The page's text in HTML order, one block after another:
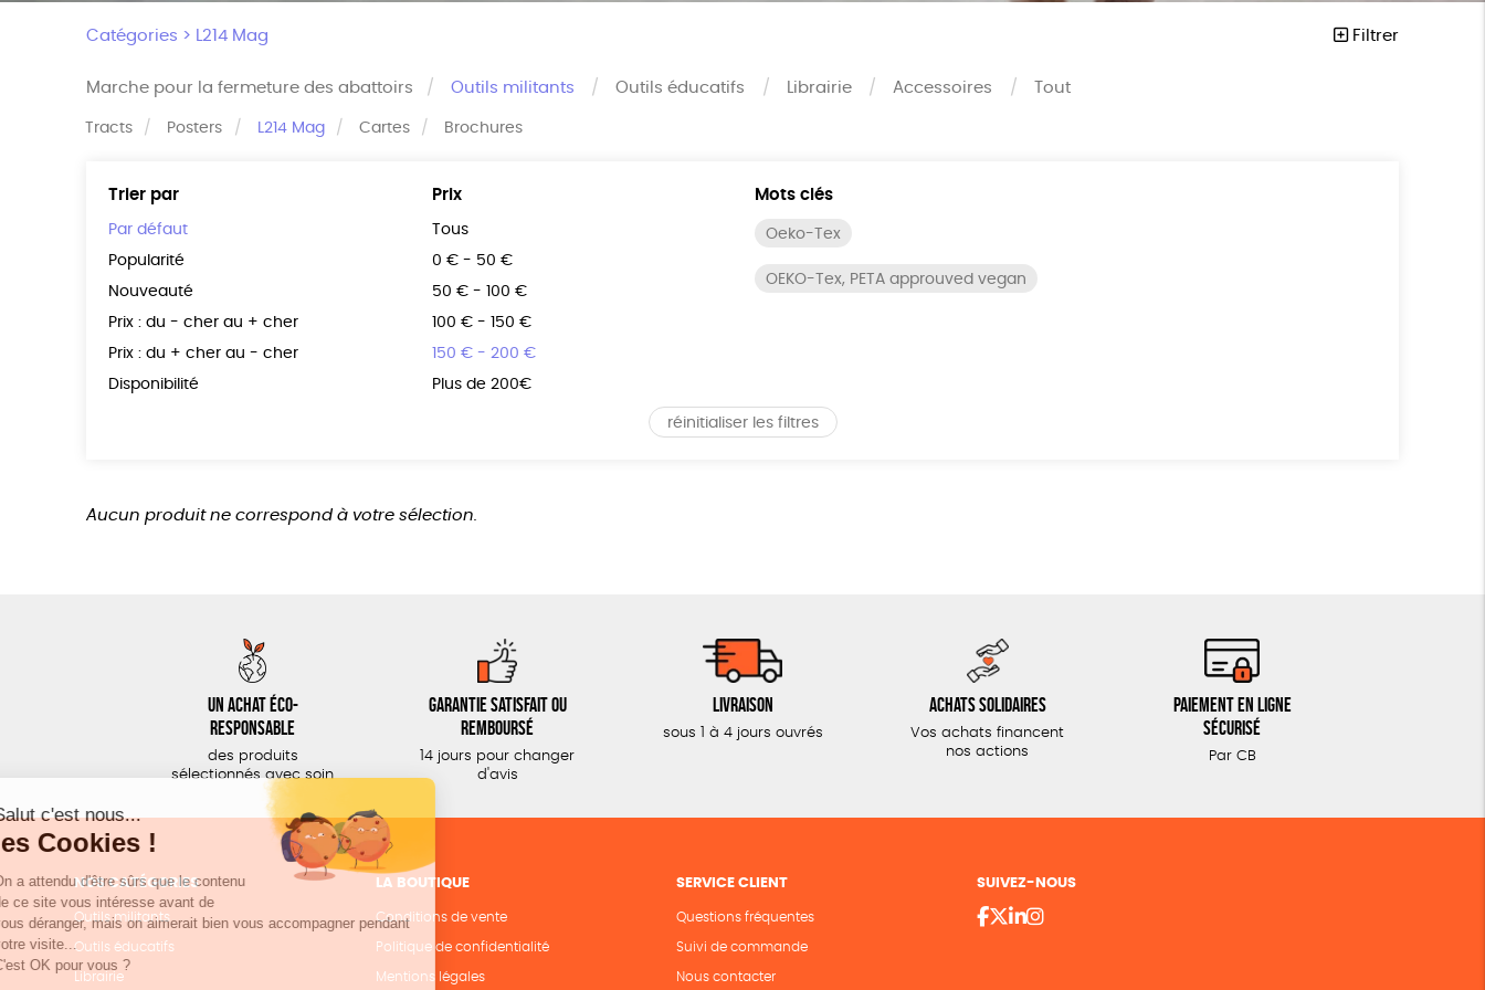
Catégories > L214 Mag Filtrer
Marche pour la fermeture des abattoirs Outils militants
Tracts Posters L214 Mag Cartes Brochures
Outils éducatifs Librairie Accessoires Tout
Trier par
Par défaut
Popularité
Nouveauté
Prix : du - cher au + cher
Prix : du + cher au - cher
Disponibilité
Prix
Tous
0 € - 50 €
50 € - 100 €
100 € - 150 €
150 € - 200 €
Plus de 200€
Mots clés
Oeko-Tex
OEKO-Tex, PETA approuved vegan
réinitialiser les filtres
Aucun produit ne correspond à votre sélection.
Un achat éco-
responsable
des produits
sélectionnés avec soin
Garantie satisfait ou
remboursé
14 jours pour changer
d'avis
Livraison
sous 1 à 4 jours ouvrés
Achats solidaires
Vos achats financent
nos actions
Paiement en ligne
sécurisé
Par CB
NOS CATÉGORIES
Outils militants
Outils éducatifs
Librairie
LA BOUTIQUE
Conditions de vente
Politique de confidentialité
Mentions légales
SERVICE CLIENT
Questions fréquentes
Suivi de commande
Nous contacter
SUIVEZ-NOUS